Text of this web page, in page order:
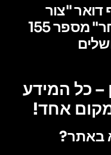
דואר "צור
באחר" מספר 155
– כל המידע
אחד!
באתר?